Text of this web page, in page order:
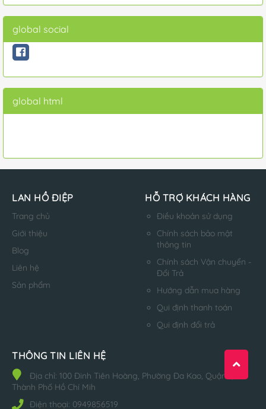
global social
global html
LAN HỒ ĐIỆP
Trang chủ
Giới thiệu
Blog
Liên hệ
Sản phẩm
HỖ TRỢ KHÁCH HÀNG
Điều khoản sử dụng
Chính sách bảo mật
thông tin
Chính sách Vận chuyển -
Đổi Trả
Hướng dẫn mua hàng
Qui định thanh toán
Qui định đổi trả
THÔNG TIN LIÊN HỆ
Địa chỉ: 100 Đinh Tiên Hoàng, Phường Đa Kao, Quận 1,
Thành Phố Hồ Chí Mih
Điện thoại: 0949856519